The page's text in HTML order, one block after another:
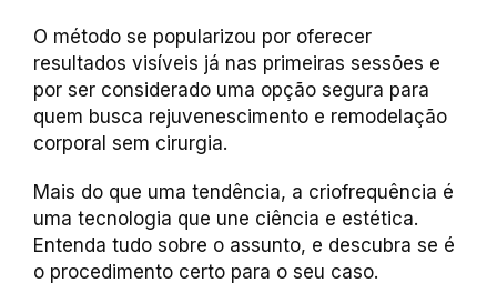
O método se popularizou por oferecer
resultados visíveis já nas primeiras sessões e
por ser considerado uma opção segura para
quem busca rejuvenescimento e remodelação
corporal sem cirurgia.
Mais do que uma tendência, a criofrequência é
uma tecnologia que une ciência e estética.
Entenda tudo sobre o assunto, e descubra se é
o procedimento certo para o seu caso.